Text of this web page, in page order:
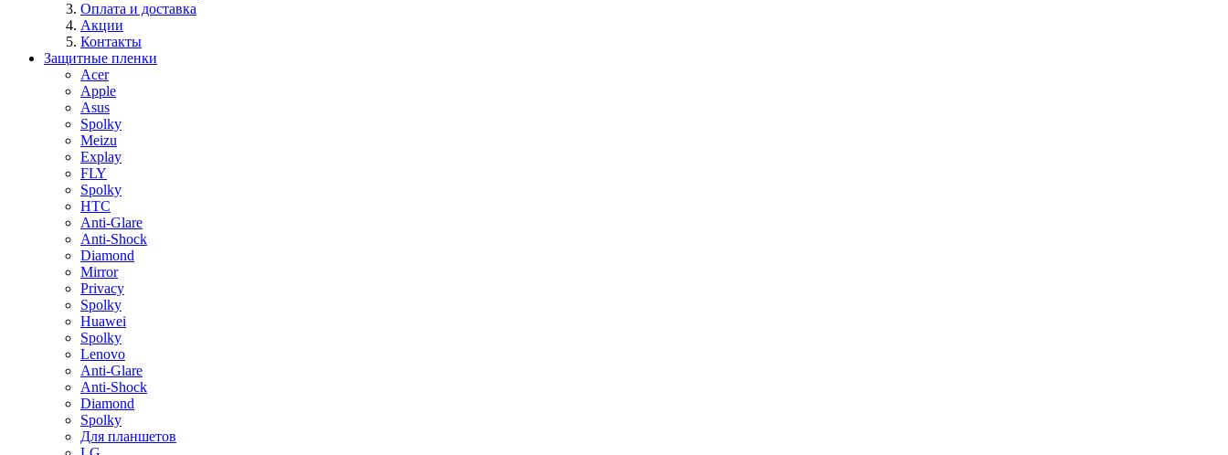
Оплата и доставка
Акции
Контакты
Защитные пленки
Acer
Apple
Asus
Spolky
Meizu
Explay
FLY
Spolky
HTC
Anti-Glare
Anti-Shock
Diamond
Mirror
Privacy
Spolky
Huawei
Spolky
Lenovo
Anti-Glare
Anti-Shock
Diamond
Spolky
Для планшетов